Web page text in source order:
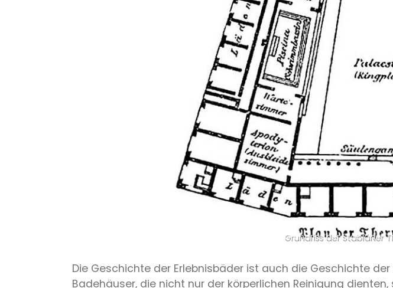
Grundriss der Stabianer
Die Geschichte der Erlebnisbäder ist auch die Geschichte
Badehäuser, die nicht nur der körperlichen Reinigung